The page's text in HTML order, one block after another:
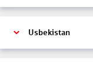
Usbekistan